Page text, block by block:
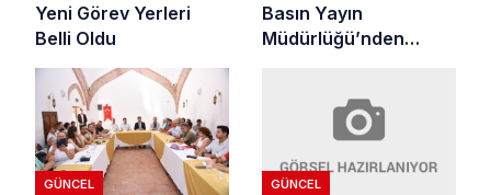
Yeni Görev Yerleri
Belli Oldu
Basın Yayın
Müdürlüğü’nden
GÜNCEL GÜNCEL